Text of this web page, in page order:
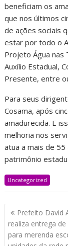
beneficiam os
que nos últimos
de ações sociais
estar por todo o
Projeto Água nas
Auxílio Estadual,
Presente, entre
Para seus
Cosama, após
amadurecida. E
melhoria nos
atua a mais de
patrimônio
Uncategorized
Prefeito David
realiza entrega
para merenda